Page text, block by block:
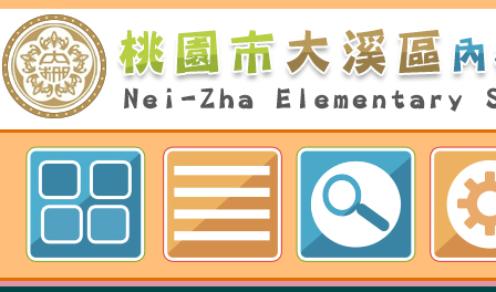
歡迎參觀：桃園市內柵國民小學網